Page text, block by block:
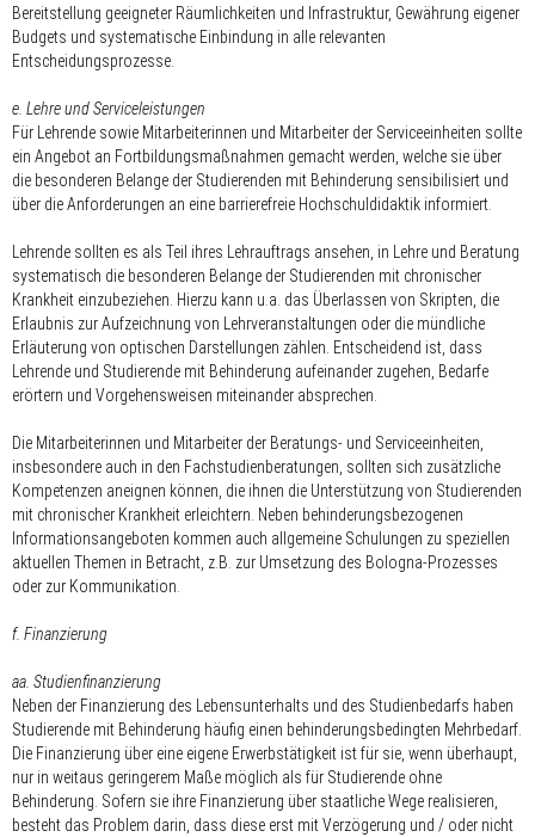
Bereitstellung geeigneter Räumlichkeiten und Infrastruktur, Gewährung eigener
Budgets und systematische Einbindung in alle relevanten
Entscheidungsprozesse.
e. Lehre und Serviceleistungen
Für Lehrende sowie Mitarbeiterinnen und Mitarbeiter der Serviceeinheiten sollte
ein Angebot an Fortbildungsmaßnahmen gemacht werden, welche sie über
die besonderen Belange der Studierenden mit Behinderung sensibilisiert und
über die Anforderungen an eine barrierefreie Hochschuldidaktik informiert.
Lehrende sollten es als Teil ihres Lehrauftrags ansehen, in Lehre und Beratung
systematisch die besonderen Belange der Studierenden mit chronischer
Krankheit einzubeziehen. Hierzu kann u.a. das Überlassen von Skripten, die
Erlaubnis zur Aufzeichnung von Lehrveranstaltungen oder die mündliche
Erläuterung von optischen Darstellungen zählen. Entscheidend ist, dass
Lehrende und Studierende mit Behinderung aufeinander zugehen, Bedarfe
erörtern und Vorgehensweisen miteinander absprechen.
Die Mitarbeiterinnen und Mitarbeiter der Beratungs- und Serviceeinheiten,
insbesondere auch in den Fachstudienberatungen, sollten sich zusätzliche
Kompetenzen aneignen können, die ihnen die Unterstützung von Studierenden
mit chronischer Krankheit erleichtern. Neben behinderungsbezogenen
Informationsangeboten kommen auch allgemeine Schulungen zu speziellen
aktuellen Themen in Betracht, z.B. zur Umsetzung des Bologna-Prozesses
oder zur Kommunikation.
f. Finanzierung
aa. Studienfinanzierung
Neben der Finanzierung des Lebensunterhalts und des Studienbedarfs haben
Studierende mit Behinderung häufig einen behinderungsbedingten Mehrbedarf.
Die Finanzierung über eine eigene Erwerbstätigkeit ist für sie, wenn überhaupt,
nur in weitaus geringerem Maße möglich als für Studierende ohne
Behinderung. Sofern sie ihre Finanzierung über staatliche Wege realisieren,
besteht das Problem darin, dass diese erst mit Verzögerung und / oder nicht